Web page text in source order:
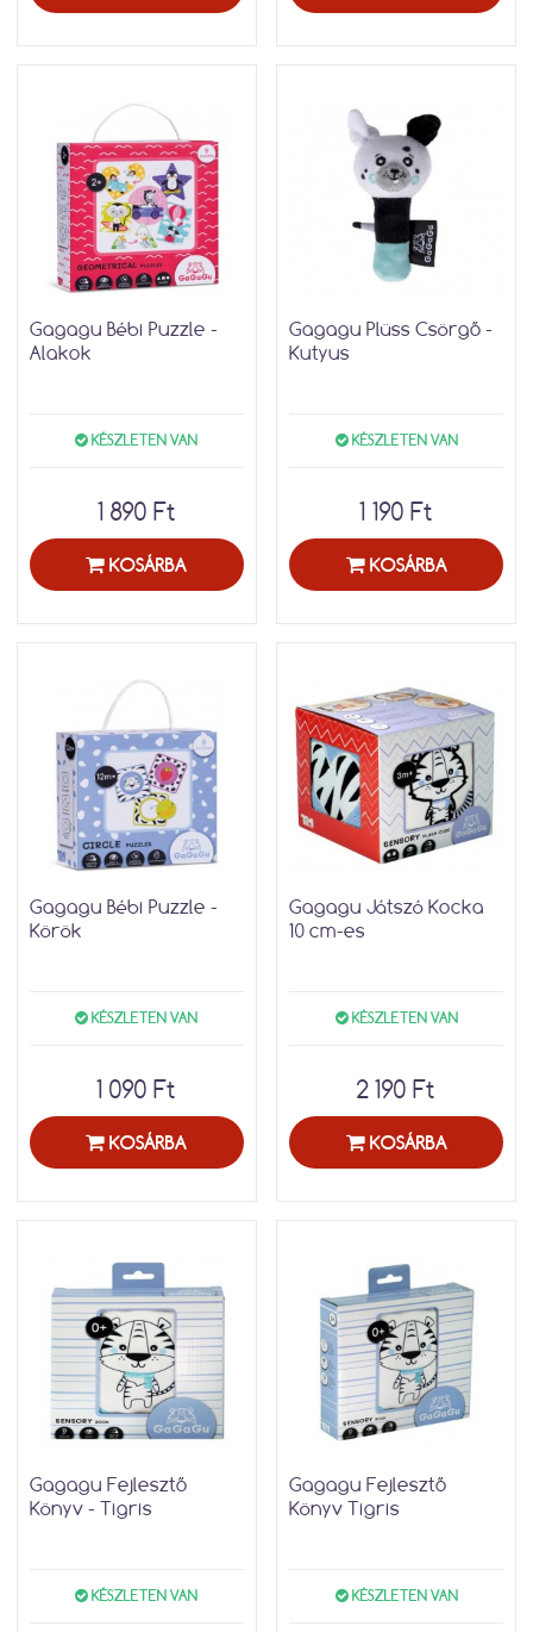
Gagagu Bébi Puzzle -
Alakok
KÉSZLETEN VAN
1 890 Ft
KOSÁRBA
Gagagu Plüss Csörgő -
Kutyus
KÉSZLETEN VAN
1 190 Ft
KOSÁRBA
Gagagu Bébi Puzzle -
Körök
KÉSZLETEN VAN
1 090 Ft
KOSÁRBA
Gagagu Játszó Kocka
10 cm-es
KÉSZLETEN VAN
2 190 Ft
KOSÁRBA
Gagagu Fejlesztő
Könyv - Tigris
KÉSZLETEN VAN
Gagagu Fejlesztő
Könyv Tigris
KÉSZLETEN VAN